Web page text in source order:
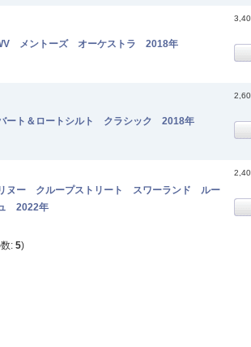
メントーズ オーケストラ 2018年
ート＆ロートシルト クラシック 2018年
ヌー クループストリート スワーランド ルー
2022年
: 5)